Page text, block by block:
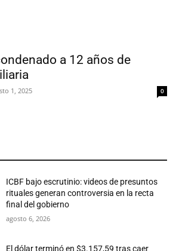
a 12 años de
1, 2025 0
ICBF bajo escrutinio: videos de presuntos
rituales generan controversia en la recta
final del gobierno
agosto 6, 2026
El dólar terminó en $3.157,59 tras caer